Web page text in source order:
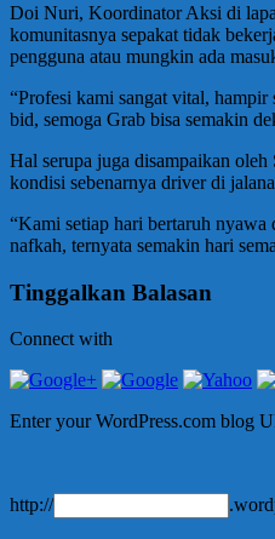
Doi Nuri, Koordinator Aksi di
komunitasnya sepakat tidak
pengguna atau mungkin ada
“Profesi kami sangat vital,
bid, semoga Grab bisa semakin
Hal serupa juga disampaikan
kondisi sebenarnya driver di
“Kami setiap hari bertaruh nyawa
nafkah, ternyata semakin hari
Tinggalkan Balasan
Connect with
Enter your WordPress.com blog
http://